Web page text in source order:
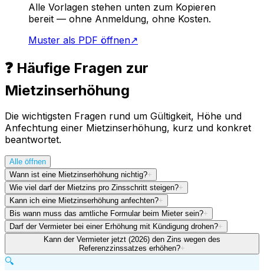
Alle Vorlagen stehen unten zum Kopieren
bereit — ohne Anmeldung, ohne Kosten.
Muster als PDF öffnen↗
❓ Häufige Fragen zur
Mietzinserhöhung
Die wichtigsten Fragen rund um Gültigkeit, Höhe und
Anfechtung einer Mietzinserhöhung, kurz und konkret
beantwortet.
Alle öffnen
Wann ist eine Mietzinserhöhung nichtig?+
Wie viel darf der Mietzins pro Zinsschritt steigen?+
Kann ich eine Mietzinserhöhung anfechten?+
Bis wann muss das amtliche Formular beim Mieter sein?+
Darf der Vermieter bei einer Erhöhung mit Kündigung drohen?+
Kann der Vermieter jetzt (2026) den Zins wegen des
Referenzzinssatzes erhöhen?+
🔍